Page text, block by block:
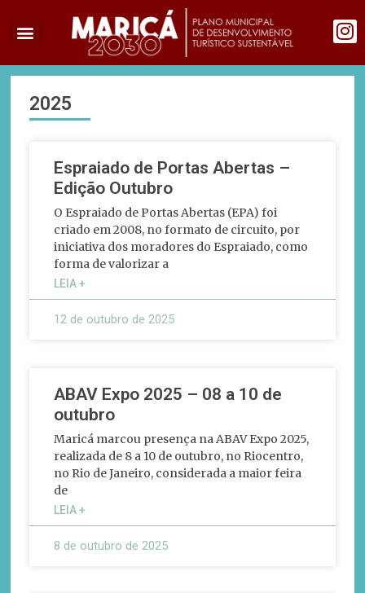
2025
Espraiado de Portas Abertas –
Edição Outubro
O Espraiado de Portas Abertas (EPA) foi
criado em 2008, no formato de circuito, por
iniciativa dos moradores do Espraiado, como
forma de valorizar a
LEIA +
12 de outubro de 2025
ABAV Expo 2025 – 08 a 10 de
outubro
Maricá marcou presença na ABAV Expo 2025,
realizada de 8 a 10 de outubro, no Riocentro,
no Rio de Janeiro, considerada a maior feira
de
LEIA +
8 de outubro de 2025